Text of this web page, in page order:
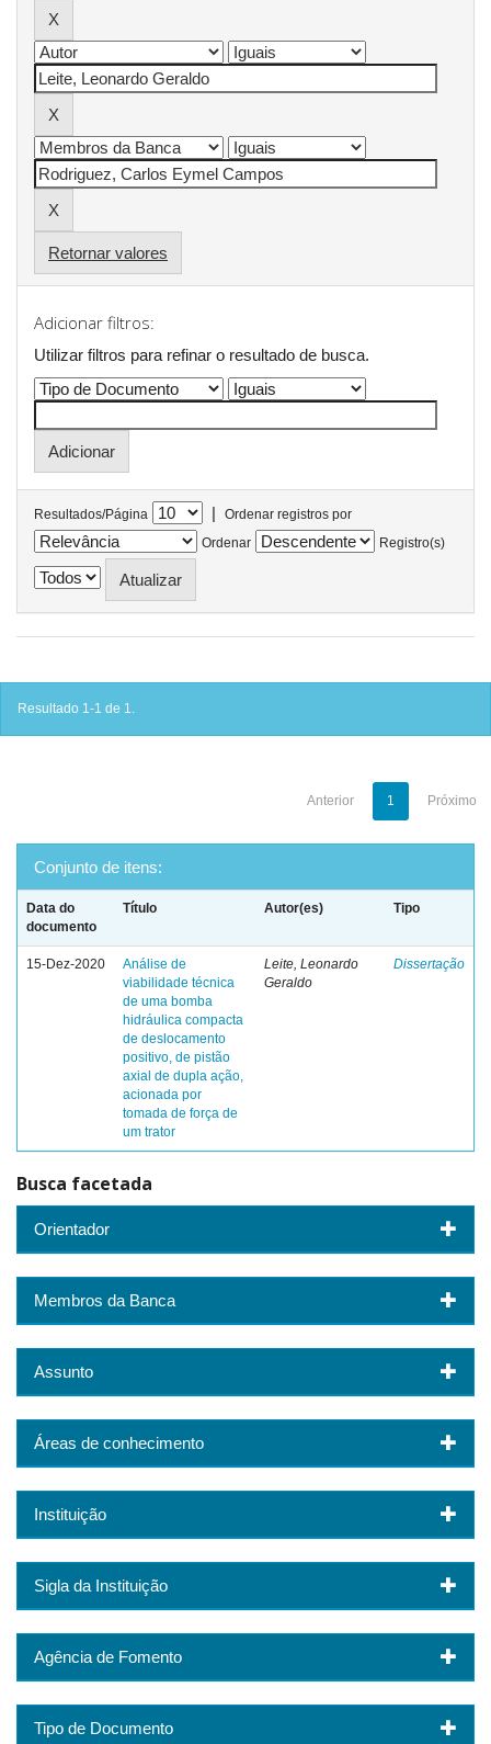
Retornar valores
Adicionar filtros:
Utilizar filtros para refinar o resultado de busca.
Resultados/Página |
Ordenar registros por
Ordenar
Registro(s)
Resultado 1-1 de 1.
Anterior 1 Próximo
Conjunto de itens:
Data do
documento
Título Autor(es) Tipo
15-Dez-2020
Análise de
viabilidade técnica
de uma bomba
hidráulica compacta
de deslocamento
positivo, de pistão
axial de dupla ação,
acionada por
tomada de força de
um trator
Leite, Leonardo
Geraldo
Dissertação
Busca facetada
Orientador
Membros da Banca
Assunto
Áreas de conhecimento
Instituição
Sigla da Instituição
Agência de Fomento
Tipo de Documento